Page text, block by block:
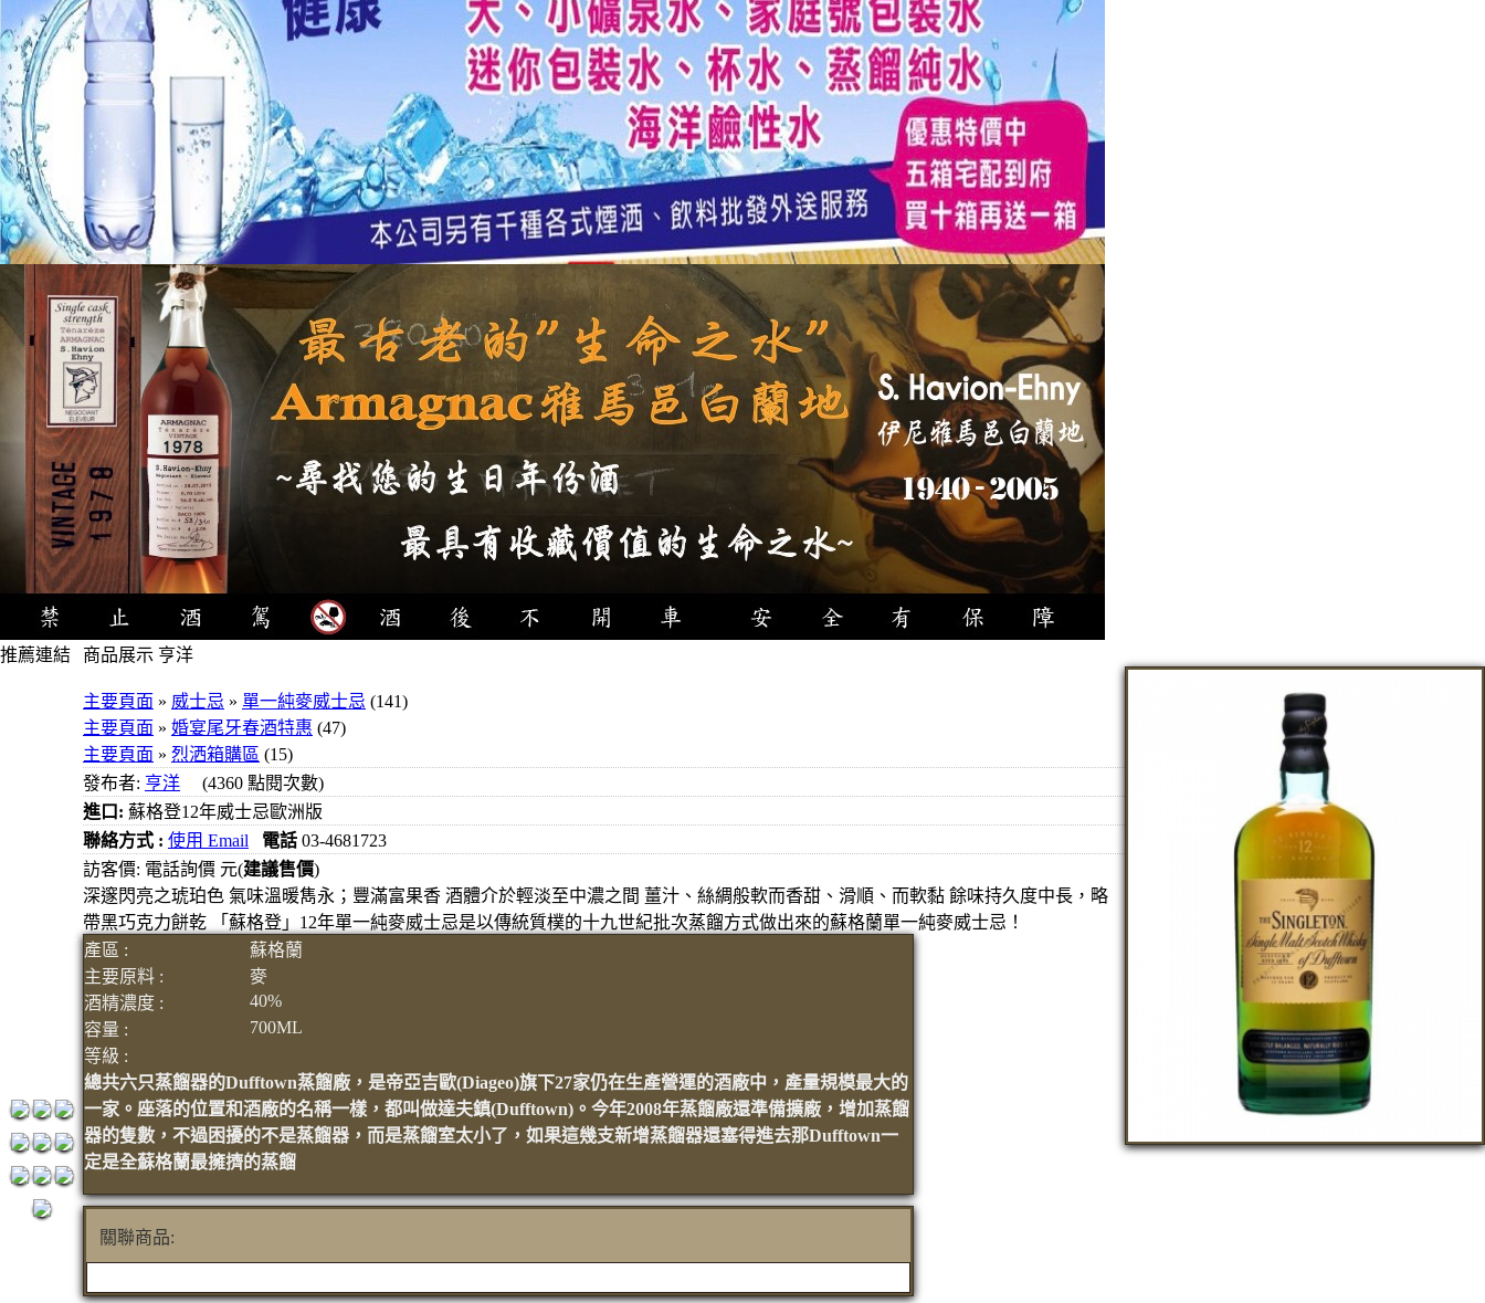
推薦連結 商品展示 亨洋
主要頁面 » 威士忌 » 單一純麥威士忌 (141)
主要頁面 » 婚宴尾牙春酒特惠 (47)
主要頁面 » 烈洒箱購區 (15)
發布者: 亨洋 (4360 點閱次數)
進口: 蘇格登12年威士忌歐洲版
聯絡方式 : 使用 Email 電話 03-4681723
訪客價: 電話詢價 元(建議售價)
深邃閃亮之琥珀色 氣味溫暖雋永；豐滿富果香 酒體介於輕淡至中濃之間 薑汁、絲綢般軟而香甜、滑順、而軟黏 餘味持久度中長，略
帶黑巧克力餅乾 「蘇格登」12年單一純麥威士忌是以傳統質樸的十九世紀批次蒸餾方式做出來的蘇格蘭單一純麥威士忌！
產區 :
蘇格蘭
主要原料 :
麥
酒精濃度 :
40%
容量 :
700ML
等級 :
總共六只蒸餾器的Dufftown蒸餾廠，是帝亞吉歐(Diageo)旗下27家仍在生產營運的酒廠中，產量規模最大的
一家。座落的位置和酒廠的名稱一樣，都叫做達夫鎮(Dufftown)。今年2008年蒸餾廠還準備擴廠，增加蒸餾
器的隻數，不過困擾的不是蒸餾器，而是蒸餾室太小了，如果這幾支新增蒸餾器還塞得進去那Dufftown一
定是全蘇格蘭最擁擠的蒸餾
關聯商品: